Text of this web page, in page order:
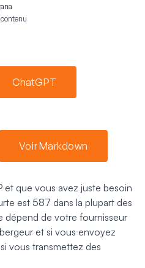
ChatGPT
Voir Markdown
que vous avez juste besoin
est 587 dans la plupart des
dépend de votre fournisseur
et si vous envoyez
vous transmettez des